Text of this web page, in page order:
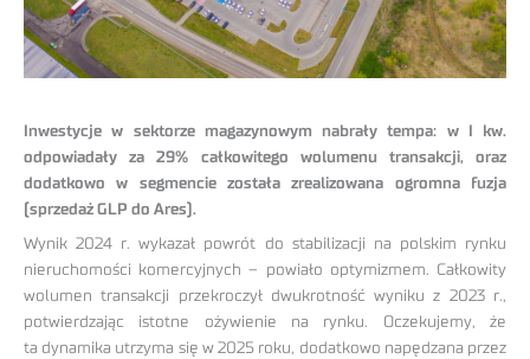
Inwestycje w sektorze magazynowym nabrały tempa: w I kw.
odpowiadały za 29% całkowitego wolumenu transakcji, oraz
dodatkowo w segmencie została zrealizowana ogromna fuzja
(sprzedaż GLP do Ares).
Wynik 2024 r. wykazał powrót do stabilizacji na polskim rynku
nieruchomości komercyjnych – powiało optymizmem. Całkowity
wolumen transakcji przekroczył dwukrotność wyniku z 2023 r.,
potwierdzając istotne ożywienie na rynku. Oczekujemy, że
ta dynamika utrzyma się w 2025 roku, dodatkowo napędzana przez